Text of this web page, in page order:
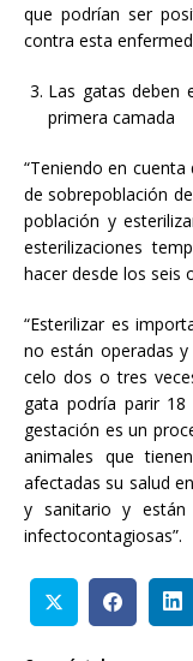
que podrían ser
contra esta
Las gatas deben
primera camada
“Teniendo en
de sobrepoblación
población y
esterilizaciones
hacer desde los seis
“Esterilizar es
no están operadas
celo dos o tres
gata podría parir
gestación es un
animales que
afectadas su salud
y sanitario y están
infectocontagiosas”.